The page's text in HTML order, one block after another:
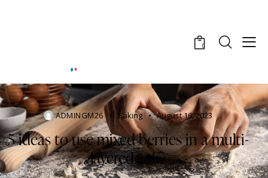
0
ADMINGM26 Baking August 16, 2023
5 ideas to use mixed berries in a multi-
layered cake